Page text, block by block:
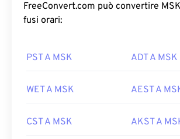
FreeConvert.com può convertire
fusi orari:
PST A MSK ADT A MSK
WET A MSK AEST A
CST A MSK AKST A